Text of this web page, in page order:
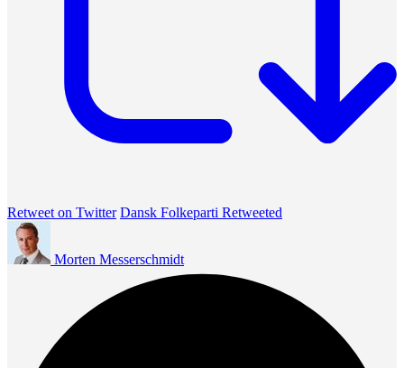
Retweet on Twitter Dansk Folkeparti Retweeted
Morten Messerschmidt